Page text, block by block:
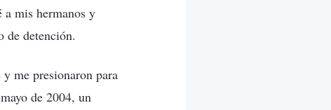
a mis hermanos y
de detención.
me presionaron para
de 2004, un